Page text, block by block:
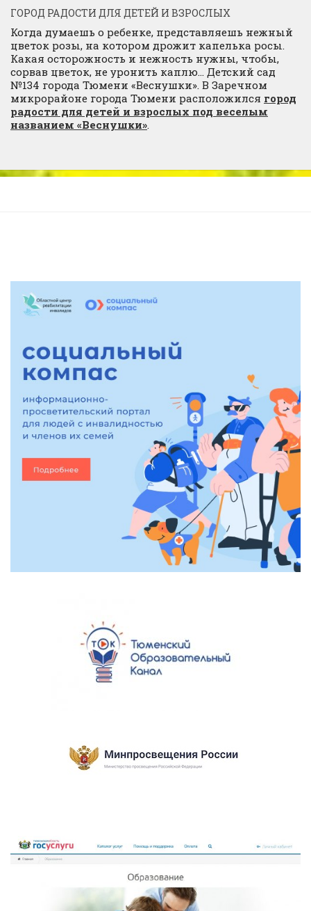
ГОРОД РАДОСТИ ДЛЯ ДЕТЕЙ И ВЗРОСЛЫХ
Когда думаешь о ребенке, представляешь нежный
цветок розы, на котором дрожит капелька росы.
Какая осторожность и нежность нужны, чтобы,
сорвав цветок, не уронить каплю… Детский сад
№134 города Тюмени «Веснушки». В Заречном
микрорайоне города Тюмени расположился город
радости для детей и взрослых под веселым
названием «Веснушки».